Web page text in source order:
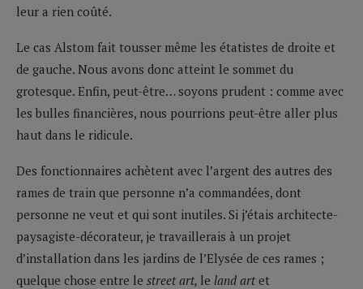
leur a rien coûté.
Le cas Alstom fait tousser même les étatistes de droite et
de gauche. Nous avons donc atteint le sommet du
grotesque. Enfin, peut-être… soyons prudent : comme avec
les bulles financières, nous pourrions peut-être aller plus
haut dans le ridicule.
Des fonctionnaires achètent avec l’argent des autres des
rames de train que personne n’a commandées, dont
personne ne veut et qui sont inutiles. Si j’étais architecte-
paysagiste-décorateur, je travaillerais à un projet
d’installation dans les jardins de l’Elysée de ces rames ;
quelque chose entre le street art, le land art et